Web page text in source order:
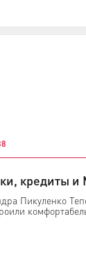
кредиты
Пикуленко